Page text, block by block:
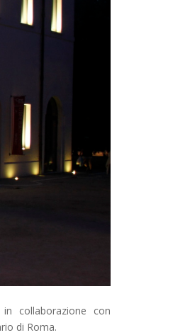
collaborazione con
di Roma.